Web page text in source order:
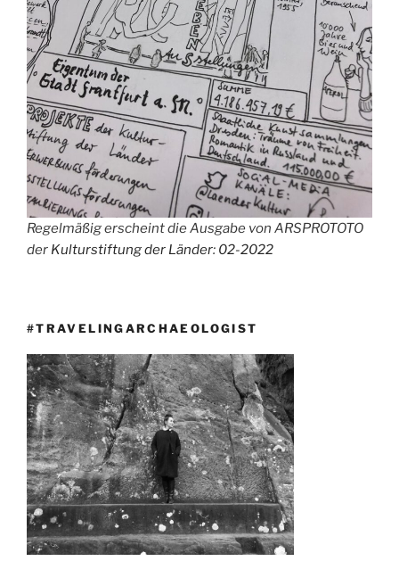
Regelmäßig erscheint die Ausgabe von ARSPROTOTO
der Kulturstiftung der Länder: 02-2022
#TRAVELINGARCHAEOLOGIST